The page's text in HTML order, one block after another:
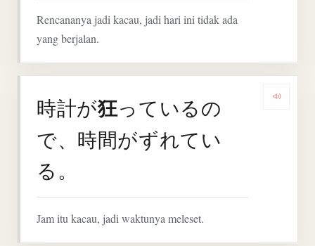
Rencananya jadi kacau, jadi hari ini tidak ada
yang berjalan.
時計が狂っているの
で、時間がずれてい
る。
Jam itu kacau, jadi waktunya meleset.